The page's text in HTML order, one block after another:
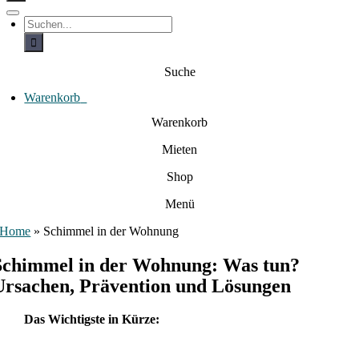
hT
o
a
S
u
h
c
h
Suche
Warenkorb
Warenkorb
Mieten
Shop
Menü
Home » Schimmel in der Wohnung
in der Wohnung: Was tun?
Prävention und Lösungen
Das Wichtigste in Kürze: